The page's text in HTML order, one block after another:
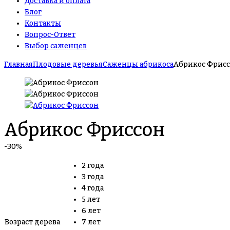
Блог
Контакты
Вопрос-Ответ
Выбор саженцев
ГлавнаяПлодовые деревьяСаженцы абрикосаАбрикос
Абрикос Фриссон
-30%
Возраст дерева
2 года
3 года
4 года
5 лет
6 лет
7 лет